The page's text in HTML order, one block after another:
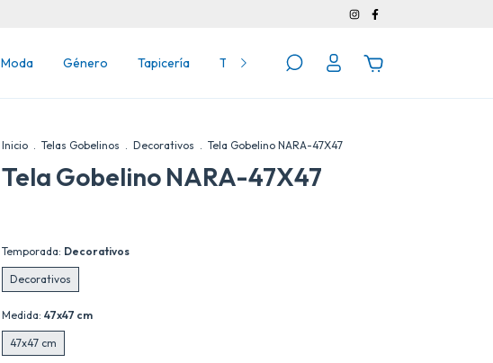
Moda Género Tapicería Telas para Tapicería
Inicio . Telas Gobelinos . Decorativos . Tela Gobelino NARA-47X47
Tela Gobelino NARA-47X47
Temporada: Decorativos
Decorativos
Medida: 47x47 cm
47x47 cm